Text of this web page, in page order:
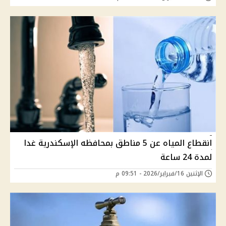
انقطاع المياه عن 5 مناطق بمحافظه الإسكندرية غدا
لمدة 24 ساعة
الإثنين 16/فبراير/2026 - 09:51 م